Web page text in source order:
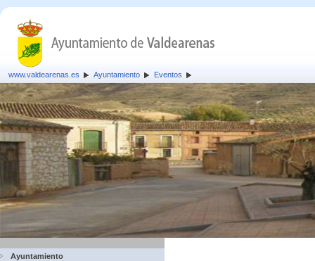
www.valdearenas.es Ayuntamiento Eventos
Ayuntamiento